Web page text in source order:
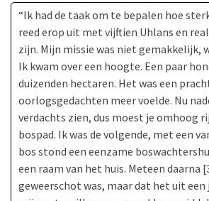
“Ik had de taak om te bepalen hoe
reed erop uit met vijftien Uhlans en
zijn. Mijn missie was niet gemakkelijk,
Ik kwam over een hoogte. Een paar
duizenden hectaren. Het was een
oorlogsgedachten meer voelde. Nu
verdachts zien, dus moest je omhoog
bospad. Ik was de volgende, met een
bos stond een eenzame
een raam van het huis. Meteen daarna
geweerschot was, maar dat het uit